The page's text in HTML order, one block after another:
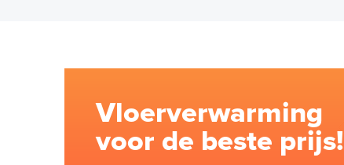
Vloerverwarming
voor de beste prijs!